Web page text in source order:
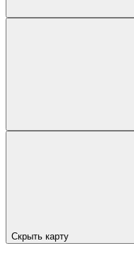
Скрыть карту